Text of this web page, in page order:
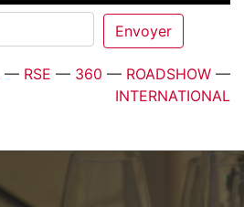
— RSE — 360 — ROADSHOW —
INTERNATIONAL